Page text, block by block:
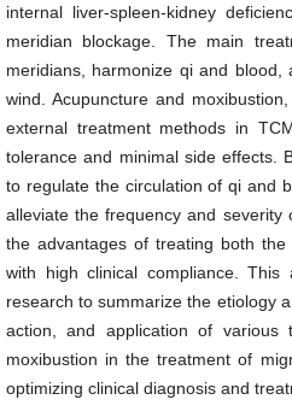
internal liver-spleen-kidney
meridian blockage. The main
meridians, harmonize qi and
wind. Acupuncture and
external treatment methods in
tolerance and minimal side effects.
to regulate the circulation of qi and
alleviate the frequency and severity
the advantages of treating both
with high clinical compliance. This
research to summarize the etiology
action, and application of various
moxibustion in the treatment of
optimizing clinical diagnosis and